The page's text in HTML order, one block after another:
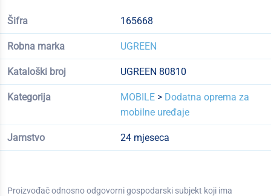
Šifra 165668
Robna marka UGREEN
Kataloški broj UGREEN 80810
Kategorija MOBILE> Dodatna oprema za
mobilne uređaje
Jamstvo 24 mjeseca
Proizvođač odnosno odgovorni gospodarski subjekt koji ima